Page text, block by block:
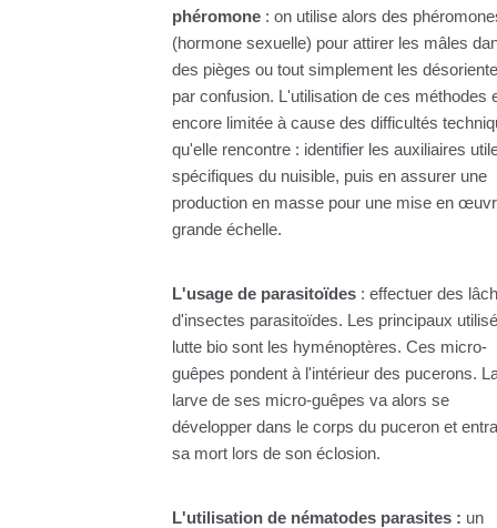
phéromone : on utilise alors des
(hormone sexuelle) pour attirer les mâles
des pièges ou tout simplement les
par confusion. L'utilisation de ces méthodes
encore limitée à cause des difficultés
qu'elle rencontre : identifier les auxiliaires
spécifiques du nuisible, puis en assurer une
production en masse pour une mise en
grande échelle.
L'usage de parasitoïdes : effectuer des
d'insectes parasitoïdes. Les principaux
lutte bio sont les hyménoptères. Ces micro-
guêpes pondent à l'intérieur des pucerons.
larve de ses micro-guêpes va alors se
développer dans le corps du puceron et
sa mort lors de son éclosion.
L'utilisation de nématodes parasites : un